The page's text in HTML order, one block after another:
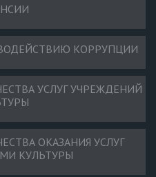
КОРРУПЦИИ
УСЛУГ УЧРЕЖДЕНИЙ
ОКАЗАНИЯ УСЛУГ
КУЛЬТУРЫ